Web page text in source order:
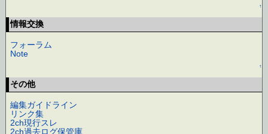
↑
情報交換
フォーラム
Note
↑
その他
編集ガイドライン
リンク集
2ch現行スレ
2ch過去ログ保管庫